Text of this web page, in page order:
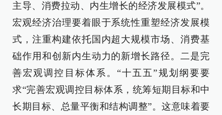
主导、消费拉动、内生增长的经济发展模式”。
宏观经济治理要着眼于系统性重塑经济发展模
式，注重构建依托国内超大规模市场、消费基
础作用和创新内生动力的新增长路径。二是完
善宏观调控目标体系。“十五五”规划纲要要
求“完善宏观调控目标体系，统筹短期目标和中
长期目标、总量平衡和结构调整”。这意味着要